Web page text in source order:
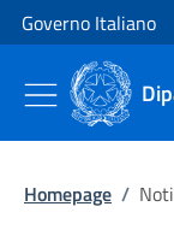
Vai al contenuto
Vai alla navigazione
Governo Italiano
Homepage /